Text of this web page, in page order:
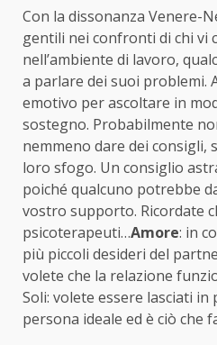
Con la dissonanza Venere-
gentili nei confronti di chi vi
nell’ambiente di lavoro,
a parlare dei suoi problemi.
emotivo per ascoltare in
sostegno. Probabilmente
nemmeno dare dei consigli,
loro sfogo. Un consiglio
poiché qualcuno potrebbe
vostro supporto. Ricordate
psicoterapeuti…Amore: in
più piccoli desideri del
volete che la relazione
Soli: volete essere lasciati in
persona ideale ed è ciò che